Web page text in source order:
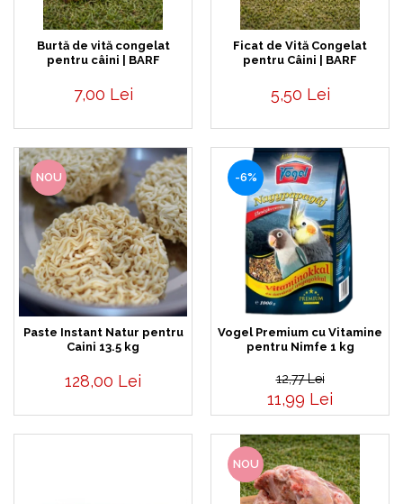
Burtă de vită congelat
pentru câini | BARF
7,00 Lei
Ficat de Vită Congelat
pentru Câini | BARF
5,50 Lei
NOU
Paste Instant Natur pentru
Caini 13.5 kg
128,00 Lei
-6%
Vogel Premium cu Vitamine
pentru Nimfe 1 kg
12,77 Lei
11,99 Lei
NOU